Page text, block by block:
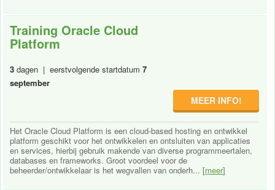
Training Oracle Cloud
Platform
3 dagen | eerstvolgende startdatum 7
september
MEER INFO!
Het Oracle Cloud Platform is een cloud-based hosting en ontwikkel
platform geschikt voor het ontwikkelen en ontsluiten van applicaties
en services, hierbij gebruik makende van diverse programmeertalen,
databases en frameworks. Groot voordeel voor de
beheerder/ontwikkelaar is het wegvallen van onderh... [meer]